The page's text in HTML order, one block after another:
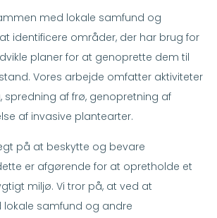
med lokale samfund og
identificere områder, der har brug for
planer for at genoprette dem til
Vores arbejde omfatter aktiviteter
spredning af frø, genopretning af
af invasive plantearter.
på at beskytte og bevare
er afgørende for at opretholde et
miljø. Vi tror på, at ved at
samfund og andre